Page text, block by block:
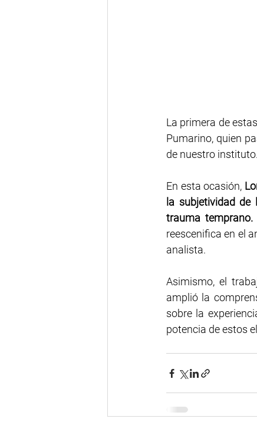
La primera de
Pumarino, quien
de nuestro instituto.
En esta ocasión,
la subjetividad
trauma temprano.
reescenifica en el
analista.
Asimismo, el
amplió la
sobre la
potencia de estos